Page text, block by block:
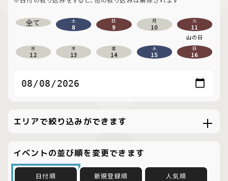
全て 土
8
日
9
月
10
火
11
山の日
水
12
木
13
金
14
土
15
日
16
エリアで絞り込みができます
イベントの並び順を変更できます
日付順 新規登録順 人気順